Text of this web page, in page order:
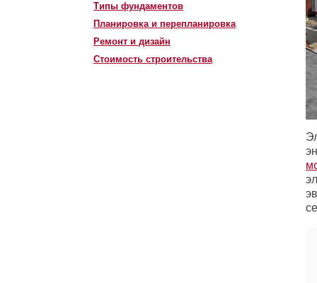
Типы фундаментов
Планировка и перепланировка
Ремонт и дизайн
Стоимость строительства